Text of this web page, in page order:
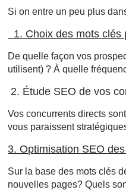
Si on entre un peu plus
1. Choix des mots clés
De quelle façon vos
utilisent) ? À quelle
2. Étude SEO de vos
Vos concurrents directs
vous paraissent
3. Optimisation SEO
Sur la base des mots clés
nouvelles pages? Quels